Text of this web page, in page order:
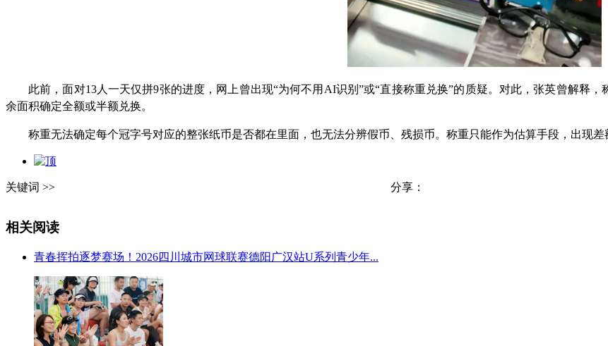
此前，面对13人一天仅拼9张的进度，网上曾出现“为何不用AI识别”或“直接称重兑换”的质疑。对此，张英曾解释
余面积确定全额或半额兑换。
称重无法确定每个冠字号对应的整张纸币是否都在里面，也无法分辨假币、残损币。称重只能作为估算手段，出现差
关键词 >> 分享：
相关阅读
青春挥拍逐梦赛场！2026四川城市网球联赛德阳广汉站U系列青少年...